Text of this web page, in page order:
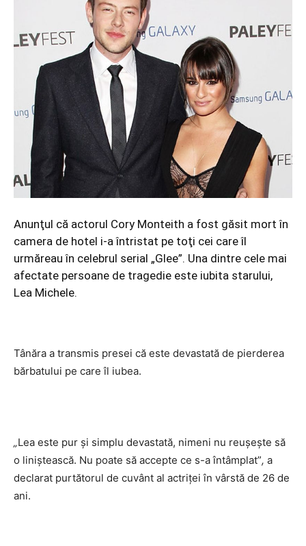
Anunţul că actorul Cory Monteith a fost găsit mort în
camera de hotel i-a întristat pe toţi cei care îl
urmăreau în celebrul serial „Glee”. Una dintre cele mai
afectate persoane de tragedie este iubita starului,
Lea Michele.
Tânăra a transmis presei că este devastată de pierderea
bărbatului pe care îl iubea.
„Lea este pur şi simplu devastată, nimeni nu reuşeşte să
o liniştească. Nu poate să accepte ce s-a întâmplat”, a
declarat purtătorul de cuvânt al actriţei în vârstă de 26 de
ani.